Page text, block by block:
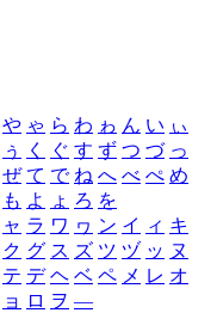
や ゃ ら わ ゎ ん い ぃ
ぅ く ぐ す ず つ づ っ
ぜ て で ね へ べ ぺ め
も よ ょ ろ を
ャ ラ ワ ヮ ン イ ィ キ
ク グ ス ズ ツ ヅ ッ ヌ
テ デ ヘ ベ ペ メ レ オ
ョ ロ ヲ ―